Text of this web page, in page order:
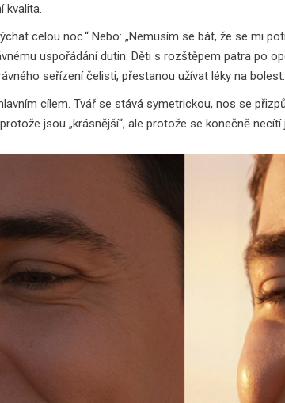
kvalita.
celou noc.“ Nebo: „Nemusím se bát, že se mi
uspořádání dutin. Děti s rozštěpem patra po
seřízení čelisti, přestanou užívat léky na bolest.
cílem. Tvář se stává symetrickou, nos se
jsou „krásnější“, ale protože se konečně necítí